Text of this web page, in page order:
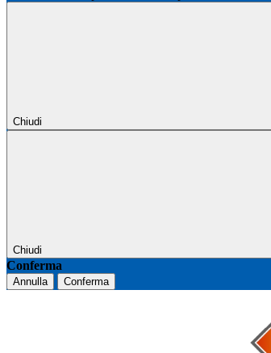
Chiudi
Chiudi
Conferma
Annulla Conferma